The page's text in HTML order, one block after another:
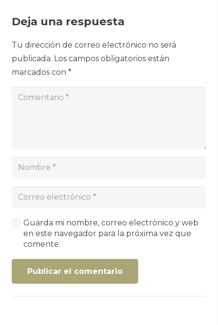
Deja una respuesta
Tu dirección de correo electrónico no será
publicada. Los campos obligatorios están
marcados con *
Guarda mi nombre, correo electrónico y web
en este navegador para la próxima vez que
comente.
Publicar el comentario